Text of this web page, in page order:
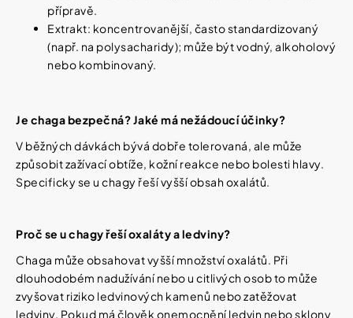
přípravě.
Extrakt: koncentrovanější, často standardizovaný
(např. na polysacharidy); může být vodný, alkoholový
nebo kombinovaný.
Je chaga bezpečná? Jaké má nežádoucí účinky?
V běžných dávkách bývá dobře tolerovaná, ale může
způsobit zažívací obtíže, kožní reakce nebo bolesti hlavy.
Specificky se u chagy řeší vyšší obsah oxalátů.
Proč se u chagy řeší oxaláty a ledviny?
Chaga může obsahovat vyšší množství oxalátů. Při
dlouhodobém nadužívání nebo u citlivých osob to může
zvyšovat riziko ledvinových kamenů nebo zatěžovat
ledviny. Pokud má člověk onemocnění ledvin nebo sklony